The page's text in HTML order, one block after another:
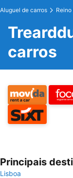
Aluguel de carros
carros
Principais
Lisboa